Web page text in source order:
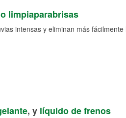
limpiaparabrisas
intensas y eliminan más
, y líquido de frenos